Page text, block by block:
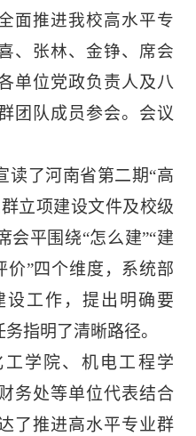
面推进我校高水平专
、张林、金铮、席会
单位党政负责人及八
团队成员参会。会议
读了河南省第二期“高
立项建设文件及校级
会平围绕“怎么建”“建
价”四个维度，系统部
工作，提出明确要
指明了清晰路径。
学院、机电工程学
务处等单位代表结合
了推进高水平专业群